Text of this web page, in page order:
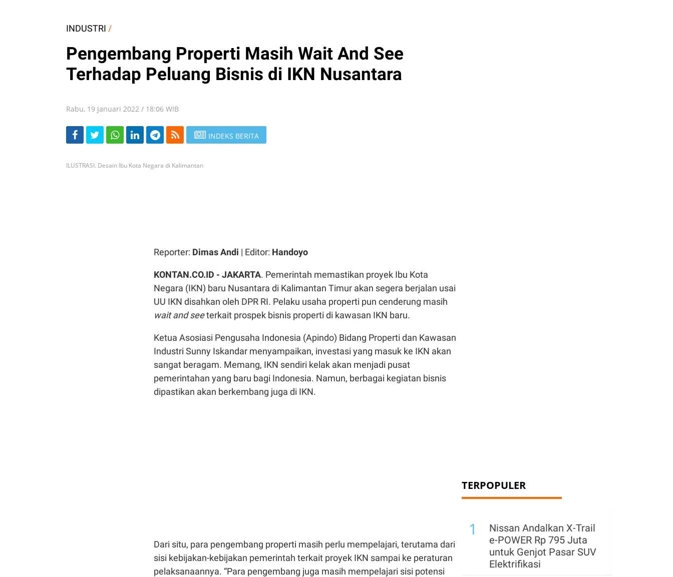
INDUSTRI /
Pengembang Properti Masih Wait And See
Terhadap Peluang Bisnis di IKN Nusantara
Rabu, 19 Januari 2022 / 18:06 WIB
INDEKS BERITA
ILUSTRASI. Desain Ibu Kota Negara di Kalimantan
Reporter: Dimas Andi | Editor: Handoyo
KONTAN.CO.ID - JAKARTA. Pemerintah memastikan proyek Ibu Kota
Negara (IKN) baru Nusantara di Kalimantan Timur akan segera berjalan usai
UU IKN disahkan oleh DPR RI. Pelaku usaha properti pun cenderung masih
wait and seeterkait prospek bisnis properti di kawasan IKN baru.
Ketua Asosiasi Pengusaha Indonesia (Apindo) Bidang Properti dan Kawasan
Industri Sunny Iskandar menyampaikan, investasi yang masuk ke IKN akan
sangat beragam. Memang, IKN sendiri kelak akan menjadi pusat
pemerintahan yang baru bagi Indonesia. Namun, berbagai kegiatan bisnis
dipastikan akan berkembang juga di IKN.
Dari situ, para pengembang properti masih perlu mempelajari, terutama dari
sisi kebijakan-kebijakan pemerintah terkait proyek IKN sampai ke peraturan
pelaksanaannya. “Para pengembang juga masih mempelajari sisi potensi
TERPOPULER
1
Nissan Andalkan X-Trail
e-POWER Rp 795 Juta
untuk Genjot Pasar SUV
Elektrifikasi